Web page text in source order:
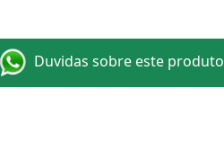
Duvidas sobre este produto